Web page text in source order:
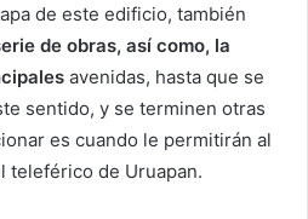
de este edificio, también
de obras, así como, la
avenidas, hasta que se
sentido, y se terminen otras
es cuando le permitirán al
teleférico de Uruapan.